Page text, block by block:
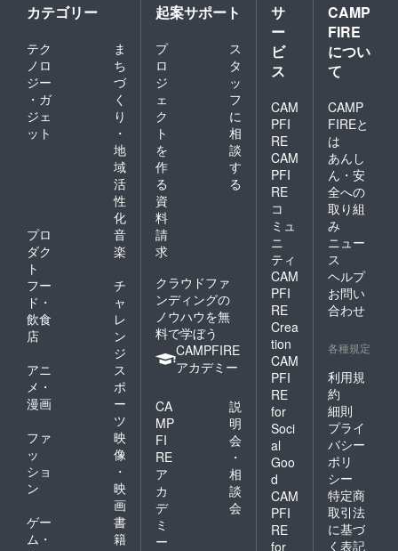
カテゴリー
テク
ノロ
ジー
・ガ
ジェ
ット
ま
ち
づ
く
り
・
地
域
活
性
化
プロ
ダク
ト
音
楽
フー
ド・
飲食
店
チ
ャ
レ
ン
ジ
アニ
メ・
漫画
ス
ポ
ー
ツ
ファ
ッ
ショ
ン
映
像
・
映
画
ゲー
ム・
書
籍
起案サポート
プ
ロ
ジ
ェ
ク
ト
を
作
る
ス
タ
ッ
フ
に
相
談
す
る
資
料
請
求
クラウドファ
ンディングの
ノウハウを無
料で学ぼう
CAMPFIRE
アカデミー
CA
MP
FI
RE
ア
カ
デ
ミ
ー
説
明
会
・
相
談
会
サ
ー
ビ
ス
CAM
PFI
RE
CAM
PFI
RE
コ
ミュ
ニ
ティ
CAM
PFI
RE
Crea
tion
CAM
PFI
RE
for
Soci
al
Goo
d
CAM
PFI
RE
for
CAMP
FIRE
につい
て
CAMP
FIREと
は
あんし
ん・安
全への
取り組
み
ニュー
ス
ヘルプ
お問い
合わせ
各種規定
利用規
約
細則
プライ
バシー
ポリ
シー
特定商
取引法
に基づ
く表記